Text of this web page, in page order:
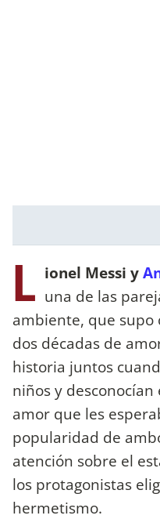
L ionel Messi y
una de las
ambiente, que supo
dos décadas de
historia juntos
niños y
amor que les
popularidad de
atención sobre el
los protagonistas
hermetismo.